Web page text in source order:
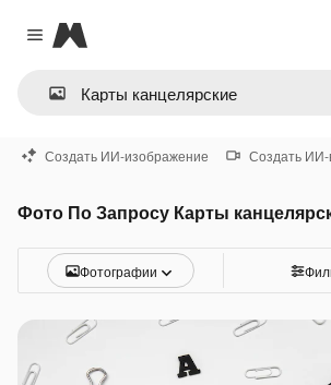
Close menu
Magnific
Создать ИИ-изображение Создать ИИ-
Фото По Запросу Карты
Фотографии